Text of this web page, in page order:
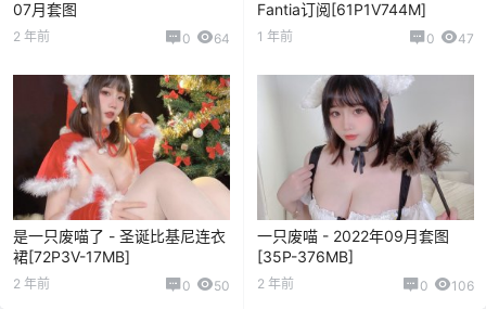
07月套图
2 年前 0 64
Fantia订阅[61P1V744M]
1 年前 0 47
是一只废喵了 - 圣诞比基尼连衣
裙[72P3V-17MB]
2 年前 0 50
一只废喵 - 2022年09月套图
[35P-376MB]
2 年前 0 106